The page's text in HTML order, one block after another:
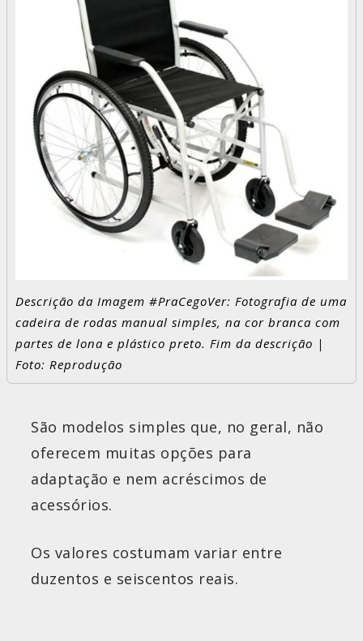
Descrição da Imagem #PraCegoVer: Fotografia de uma
cadeira de rodas manual simples, na cor branca com
partes de lona e plástico preto. Fim da descrição |
Foto: Reprodução
São modelos simples que, no geral, não
oferecem muitas opções para
adaptação e nem acréscimos de
acessórios.
Os valores costumam variar entre
duzentos e seiscentos reais.